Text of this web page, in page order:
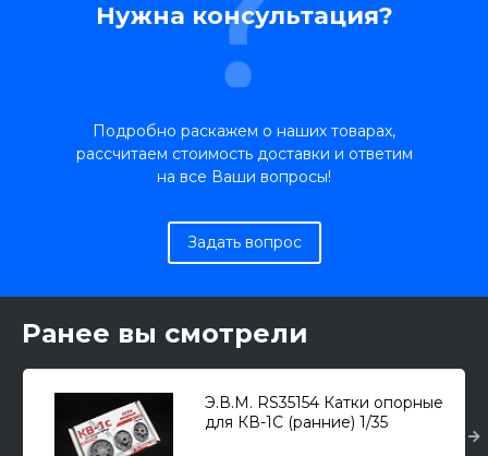
Нужна консультация?
Подробно раскажем о наших товарах,
рассчитаем стоимость доставки и ответим
на все Ваши вопросы!
Задать вопрос
Ранее вы смотрели
Э.В.М. RS35154 Катки опорные
для КВ-1С (ранние) 1/35